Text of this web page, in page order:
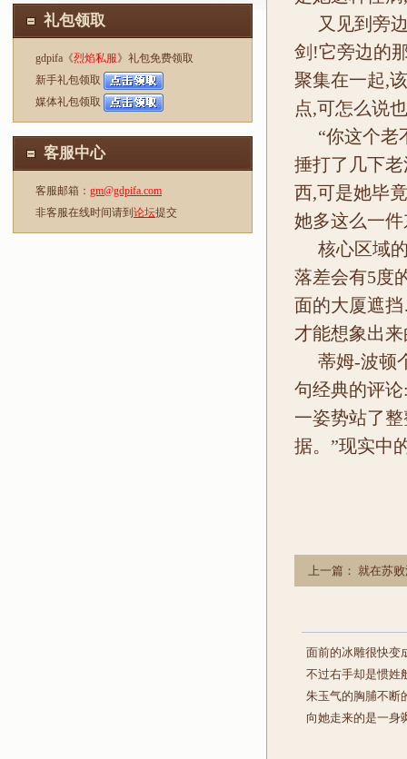
礼包领取
gdpifa《烈焰私服》礼包免费领取
新手礼包领取
媒体礼包领取
客服中心
客服邮箱： gm@gdpifa.com
非客服在线时间请到 论坛提交
又见到旁
剑!它旁边的
聚集在一起,
点,可怎么说
“你这个老
捶打了几下
西,可是她毕
她多这么一
核心区域
落差会有5度
面的大厦遮
才能想象出
蒂姆-波顿
句经典的评
一姿势站了
据。”现实中
上一篇： 就在苏
面前的冰雕很快变
不过右手却是惯姓
朱玉气的胸脯不断
向她走来的是一身